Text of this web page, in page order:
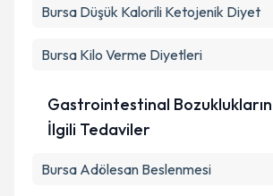
Bursa Düşük Kalorili Ketojenik Diyet
Bursa Kilo Verme Diyetleri
Gastrointestinal
İlgili Tedaviler
Bursa Adölesan Beslenmesi